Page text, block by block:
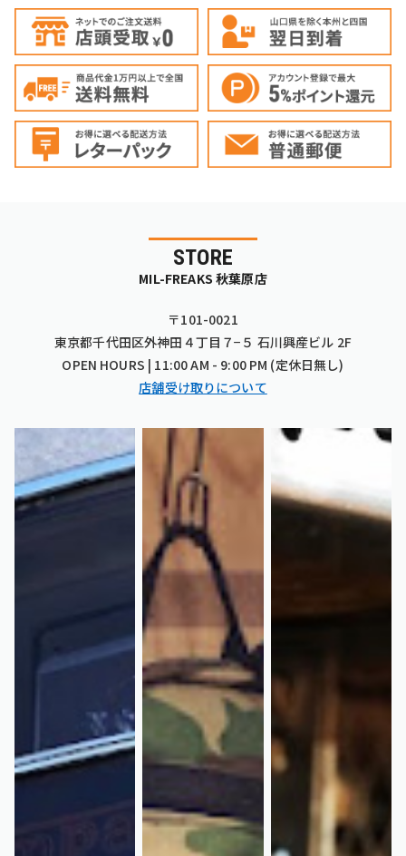
STORE
MIL-FREAKS 秋葉原店
〒101-0021
東京都千代田区外神田４丁目７−５ 石川興産ビル 2F
OPEN HOURS | 11:00 AM - 9:00 PM (定休日無し)
店舗受け取りについて